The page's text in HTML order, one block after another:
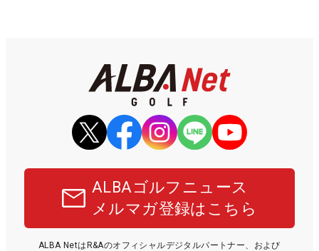
ALBAゴルフニュース
メルマガ登録はこちら
ALBA NetはR&Aのオフィシャルデジタルパートナー、および